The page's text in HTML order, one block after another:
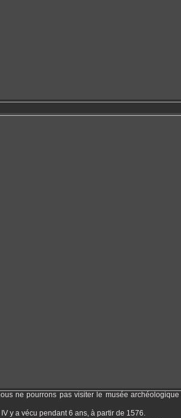
ne pourrons pas visiter le musée
y a vécu pendant 6 ans, à partir de 1576.